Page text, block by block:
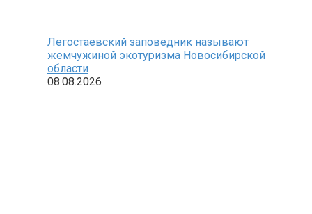
Легостаевский заповедник называют
жемчужиной экотуризма Новосибирской
области
08.08.2026